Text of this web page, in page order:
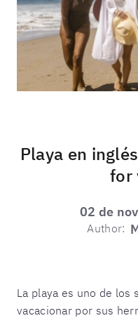
Playa en
for
02 de
Author:
La playa es uno de los
vacacionar por sus